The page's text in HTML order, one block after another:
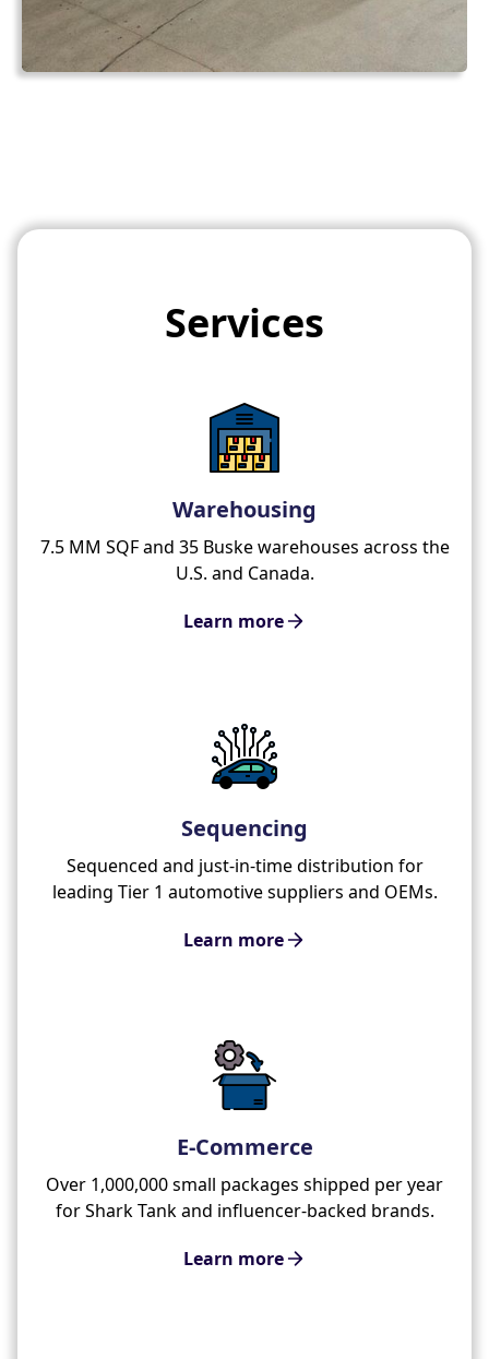
Services
Warehousing
7.5 MM SQF and 35 Buske warehouses across the
U.S. and Canada.
Learn more
Sequencing
Sequenced and just-in-time distribution for
leading Tier 1 automotive suppliers and OEMs.
Learn more
E-Commerce
Over 1,000,000 small packages shipped per year
for Shark Tank and influencer-backed brands.
Learn more